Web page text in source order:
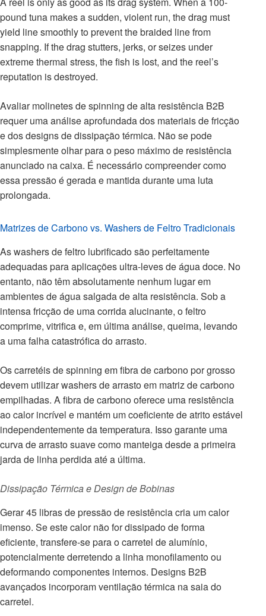
pound tuna makes a sudden, violent run, the drag must
yield line smoothly to prevent the braided line from
snapping. If the drag stutters, jerks, or seizes under
extreme thermal stress, the fish is lost, and the reel’s
reputation is destroyed.
Avaliar molinetes de spinning de alta resistência B2B
requer uma análise aprofundada dos materiais de fricção
e dos designs de dissipação térmica. Não se pode
simplesmente olhar para o peso máximo de resistência
anunciado na caixa. É necessário compreender como
essa pressão é gerada e mantida durante uma luta
prolongada.
Matrizes de Carbono vs. Washers de Feltro Tradicionais
As washers de feltro lubrificado são perfeitamente
adequadas para aplicações ultra-leves de água doce. No
entanto, não têm absolutamente nenhum lugar em
ambientes de água salgada de alta resistência. Sob a
intensa fricção de uma corrida alucinante, o feltro
comprime, vitrifica e, em última análise, queima, levando
a uma falha catastrófica do arrasto.
Os carretéis de spinning em fibra de carbono por grosso
devem utilizar washers de arrasto em matriz de carbono
empilhadas. A fibra de carbono oferece uma resistência
ao calor incrível e mantém um coeficiente de atrito estável
independentemente da temperatura. Isso garante uma
curva de arrasto suave como manteiga desde a primeira
jarda de linha perdida até a última.
Dissipação Térmica e Design de Bobinas
Gerar 45 libras de pressão de resistência cria um calor
imenso. Se este calor não for dissipado de forma
eficiente, transfere-se para o carretel de alumínio,
potencialmente derretendo a linha monofilamento ou
deformando componentes internos. Designs B2B
avançados incorporam ventilação térmica na saia do
carretel.